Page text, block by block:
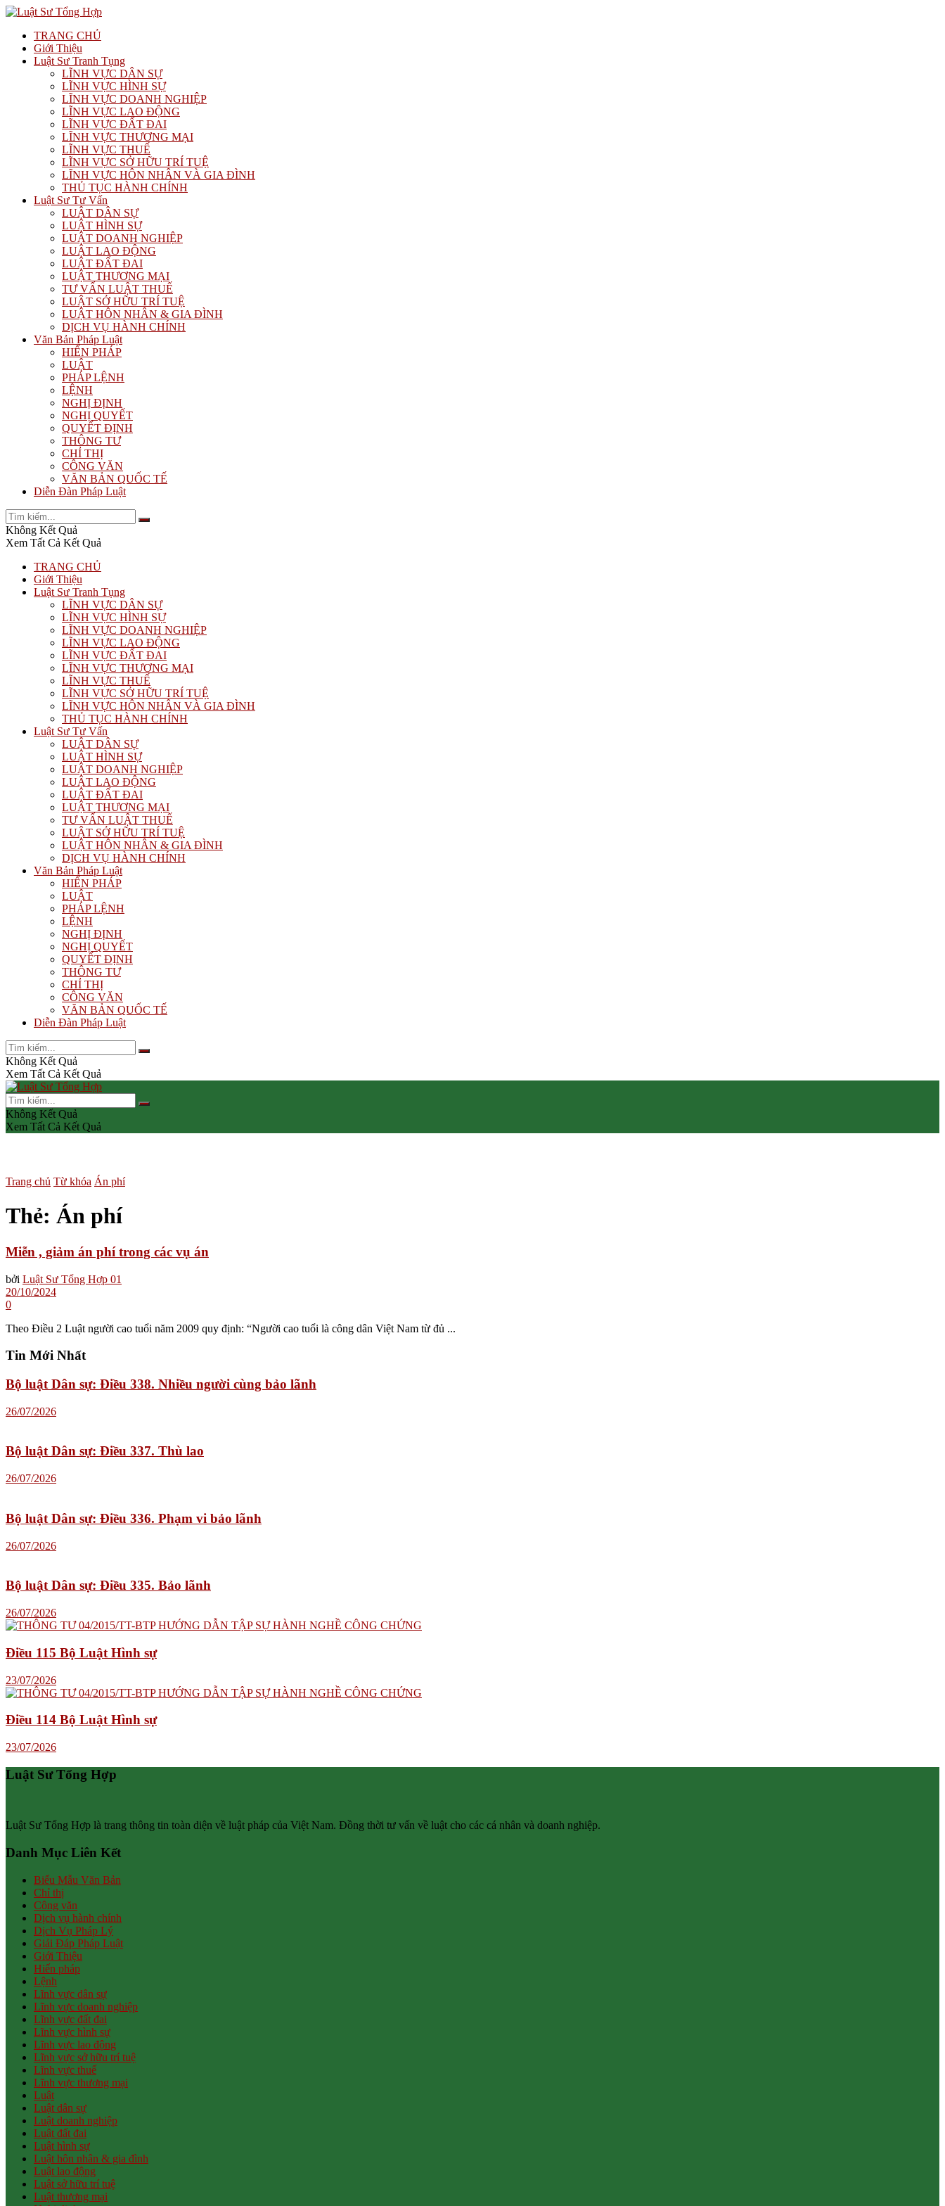
TRANG CHỦ
Giới Thiệu
Luật Sư Tranh Tụng
LĨNH VỰC DÂN SỰ
LĨNH VỰC HÌNH SỰ
LĨNH VỰC DOANH NGHIỆP
LĨNH VỰC LAO ĐỘNG
LĨNH VỰC ĐẤT ĐAI
LĨNH VỰC THƯƠNG MẠI
LĨNH VỰC THUẾ
LĨNH VỰC SỞ HỮU TRÍ TUỆ
LĨNH VỰC HÔN NHÂN VÀ GIA ĐÌNH
THỦ TỤC HÀNH CHÍNH
Luật Sư Tư Vấn
LUẬT DÂN SỰ
LUẬT HÌNH SỰ
LUẬT DOANH NGHIỆP
LUẬT LAO ĐỘNG
LUẬT ĐẤT ĐAI
LUẬT THƯƠNG MẠI
TƯ VẤN LUẬT THUẾ
LUẬT SỞ HỮU TRÍ TUỆ
LUẬT HÔN NHÂN & GIA ĐÌNH
DỊCH VỤ HÀNH CHÍNH
Văn Bản Pháp Luật
HIẾN PHÁP
LUẬT
PHÁP LỆNH
LỆNH
NGHỊ ĐỊNH
NGHỊ QUYẾT
QUYẾT ĐỊNH
THÔNG TƯ
CHỈ THỊ
CÔNG VĂN
VĂN BẢN QUỐC TẾ
Diễn Đàn Pháp Luật
Không Kết Quả
Xem Tất Cả Kết Quả
TRANG CHỦ
Giới Thiệu
Luật Sư Tranh Tụng
LĨNH VỰC DÂN SỰ
LĨNH VỰC HÌNH SỰ
LĨNH VỰC DOANH NGHIỆP
LĨNH VỰC LAO ĐỘNG
LĨNH VỰC ĐẤT ĐAI
LĨNH VỰC THƯƠNG MẠI
LĨNH VỰC THUẾ
LĨNH VỰC SỞ HỮU TRÍ TUỆ
LĨNH VỰC HÔN NHÂN VÀ GIA ĐÌNH
THỦ TỤC HÀNH CHÍNH
Luật Sư Tư Vấn
LUẬT DÂN SỰ
LUẬT HÌNH SỰ
LUẬT DOANH NGHIỆP
LUẬT LAO ĐỘNG
LUẬT ĐẤT ĐAI
LUẬT THƯƠNG MẠI
TƯ VẤN LUẬT THUẾ
LUẬT SỞ HỮU TRÍ TUỆ
LUẬT HÔN NHÂN & GIA ĐÌNH
DỊCH VỤ HÀNH CHÍNH
Văn Bản Pháp Luật
HIẾN PHÁP
LUẬT
PHÁP LỆNH
LỆNH
NGHỊ ĐỊNH
NGHỊ QUYẾT
QUYẾT ĐỊNH
THÔNG TƯ
CHỈ THỊ
CÔNG VĂN
VĂN BẢN QUỐC TẾ
Diễn Đàn Pháp Luật
Không Kết Quả
Xem Tất Cả Kết Quả
Không Kết Quả
Xem Tất Cả Kết Quả
Trang chủ Từ khóa Án phí
Thẻ: Án phí
Miễn , giảm án phí trong các vụ án
bởi Luật Sư Tổng Hợp 01
20/10/2024
0
Theo Điều 2 Luật người cao tuổi năm 2009 quy định: “Người cao tuổi là công dân Việt Nam từ đủ ...
Tin Mới Nhất
Bộ luật Dân sự: Điều 338. Nhiều người cùng bảo lãnh
26/07/2026
Bộ luật Dân sự: Điều 337. Thù lao
26/07/2026
Bộ luật Dân sự: Điều 336. Phạm vi bảo lãnh
26/07/2026
Bộ luật Dân sự: Điều 335. Bảo lãnh
26/07/2026
Điều 115 Bộ Luật Hình sự
23/07/2026
Điều 114 Bộ Luật Hình sự
23/07/2026
Luật Sư Tổng Hợp
Luật Sư Tổng Hợp là trang thông tin toàn diện về luật pháp của Việt Nam. Đồng thời tư vấn về luật cho các cá nhân và doanh nghiệp.
Danh Mục Liên Kết
Biểu Mẫu Văn Bản
Chỉ thị
Công văn
Dịch vụ hành chính
Dịch Vụ Pháp Lý
Giải Đáp Pháp Luật
Giới Thiệu
Hiến pháp
Lệnh
Lĩnh vực dân sự
Lĩnh vực doanh nghiệp
Lĩnh vực đất đai
Lĩnh vực hình sự
Lĩnh vực lao động
Lĩnh vực sở hữu trí tuệ
Lĩnh vực thuế
Lĩnh vực thương mại
Luật
Luật dân sự
Luật doanh nghiệp
Luật đất đai
Luật hình sự
Luật hôn nhân & gia đình
Luật lao động
Luật sở hữu trí tuệ
Luật thương mại